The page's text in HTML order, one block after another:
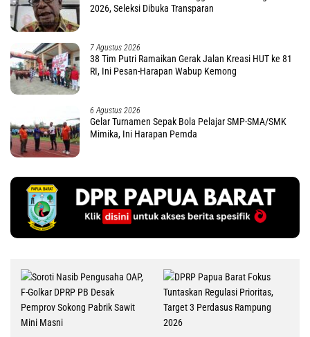
2026, Seleksi Dibuka Transparan
7 Agustus 2026
38 Tim Putri Ramaikan Gerak Jalan Kreasi HUT ke 81
RI, Ini Pesan-Harapan Wabup Kemong
6 Agustus 2026
Gelar Turnamen Sepak Bola Pelajar SMP-SMA/SMK
Mimika, Ini Harapan Pemda